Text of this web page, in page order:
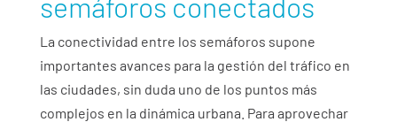
La conectividad entre los semáforos supone
importantes avances para la gestión del tráfico en
las ciudades, sin duda uno de los puntos más
complejos en la dinámica urbana. Para aprovechar